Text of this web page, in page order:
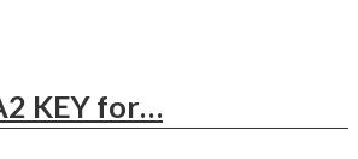
KEY for…